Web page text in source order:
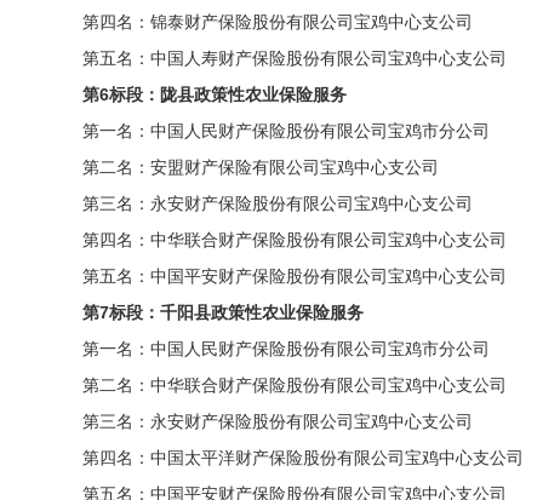
第四名：锦泰财产保险股份有限公司宝鸡中心支公司
第五名：中国人寿财产保险股份有限公司宝鸡中心支公司
第6标段：陇县政策性农业保险服务
第一名：中国人民财产保险股份有限公司宝鸡市分公司
第二名：安盟财产保险有限公司宝鸡中心支公司
第三名：永安财产保险股份有限公司宝鸡中心支公司
第四名：中华联合财产保险股份有限公司宝鸡中心支公司
第五名：中国平安财产保险股份有限公司宝鸡中心支公司
第7标段：千阳县政策性农业保险服务
第一名：中国人民财产保险股份有限公司宝鸡市分公司
第二名：中华联合财产保险股份有限公司宝鸡中心支公司
第三名：永安财产保险股份有限公司宝鸡中心支公司
第四名：中国太平洋财产保险股份有限公司宝鸡中心支公司
第五名：中国平安财产保险股份有限公司宝鸡中心支公司